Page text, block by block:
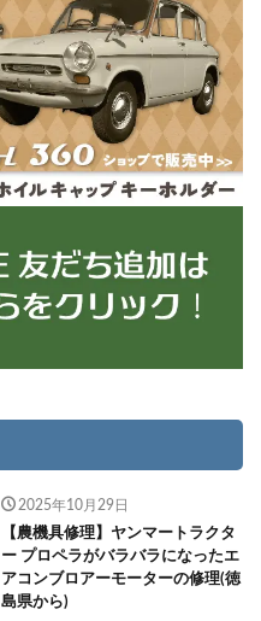
2025年10月29日
【農機具修理】ヤンマートラクタ
ー プロペラがバラバラになったエ
アコンブロアーモーターの修理(徳
島県から)